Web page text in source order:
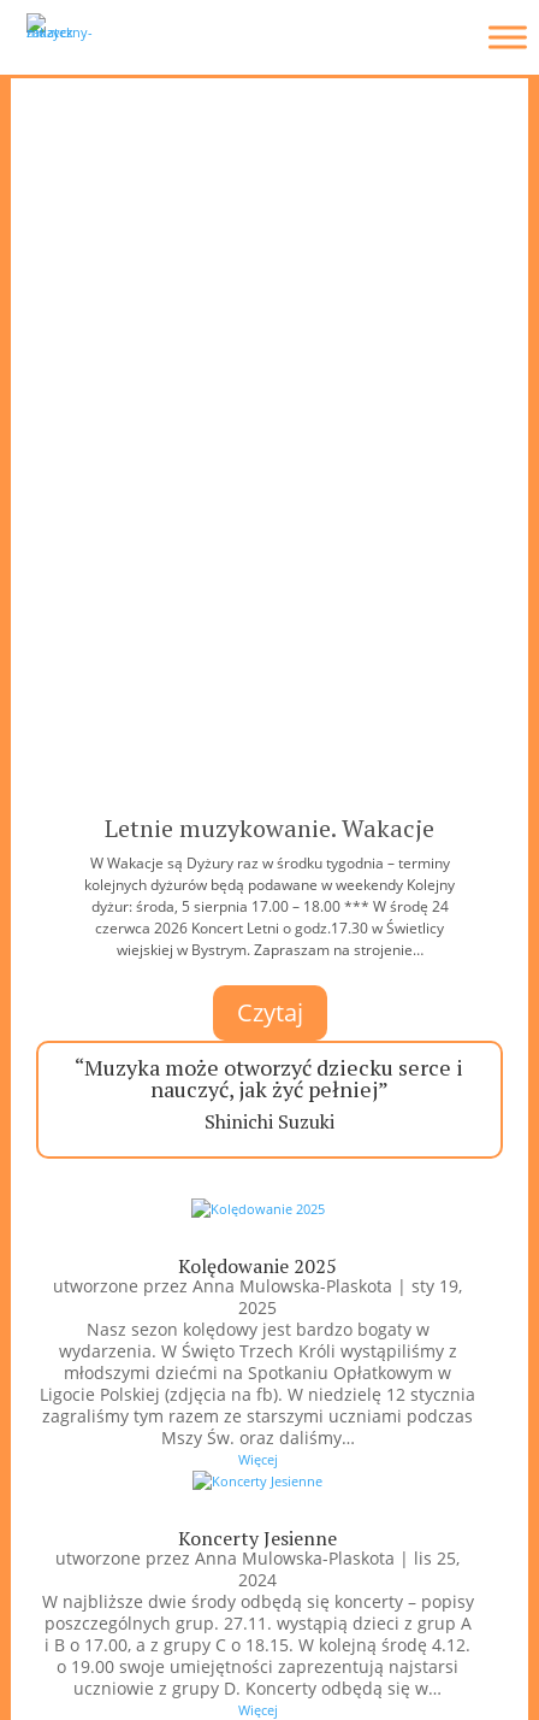
Letnie muzykowanie. Wakacje
W Wakacje są Dyżury raz w środku tygodnia – terminy
kolejnych dyżurów będą podawane w weekendy Kolejny
dyżur: środa, 5 sierpnia 17.00 – 18.00 *** W środę 24
czerwca 2026 Koncert Letni o godz.17.30 w Świetlicy
wiejskiej w Bystrym. Zapraszam na strojenie…
Czytaj
“Muzyka może otworzyć dziecku serce i
nauczyć, jak żyć pełniej”
Shinichi Suzuki
Kolędowanie 2025
utworzone przez Anna Mulowska-Plaskota | sty 19,
2025
Nasz sezon kolędowy jest bardzo bogaty w
wydarzenia. W Święto Trzech Króli wystąpiliśmy z
młodszymi dziećmi na Spotkaniu Opłatkowym w
Ligocie Polskiej (zdjęcia na fb). W niedzielę 12 stycznia
zagraliśmy tym razem ze starszymi uczniami podczas
Mszy Św. oraz daliśmy…
Więcej
Koncerty Jesienne
utworzone przez Anna Mulowska-Plaskota | lis 25,
2024
W najbliższe dwie środy odbędą się koncerty – popisy
poszczególnych grup. 27.11. wystąpią dzieci z grup A
i B o 17.00, a z grupy C o 18.15. W kolejną środę 4.12.
o 19.00 swoje umiejętności zaprezentują najstarsi
uczniowie z grupy D. Koncerty odbędą się w…
Więcej